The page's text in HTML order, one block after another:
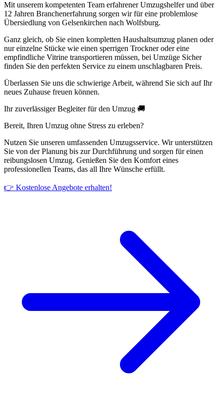
Mit unserem kompetenten Team erfahrener Umzugshelfer und über
12 Jahren Branchenerfahrung sorgen wir für eine problemlose
Übersiedlung von Gelsenkirchen nach Wolfsburg.
Ganz gleich, ob Sie einen kompletten Haushaltsumzug planen oder
nur einzelne Stücke wie einen sperrigen Trockner oder eine
empfindliche Vitrine transportieren müssen, bei Umzüge Sicher
finden Sie den perfekten Service zu einem unschlagbaren Preis.
Überlassen Sie uns die schwierige Arbeit, während Sie sich auf Ihr
neues Zuhause freuen können.
Ihr zuverlässiger Begleiter für den Umzug 🚚
Bereit, Ihren Umzug ohne Stress zu erleben?
Nutzen Sie unseren umfassenden Umzugsservice. Wir unterstützen
Sie von der Planung bis zur Durchführung und sorgen für einen
reibungslosen Umzug. Genießen Sie den Komfort eines
professionellen Teams, das all Ihre Wünsche erfüllt.
👉 Kostenlose Angebote erhalten!